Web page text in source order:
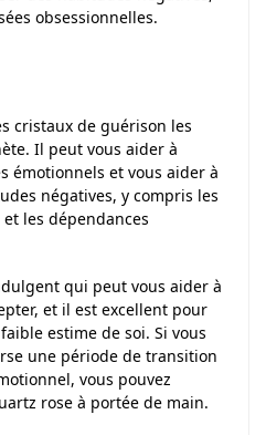
obsessionnelles.
cristaux de guérison les
Il peut vous aider à
émotionnels et vous aider à
négatives, y compris les
les dépendances
qui peut vous aider à
et il est excellent pour
estime de soi. Si vous
une période de transition
vous pouvez
rose à portée de main.